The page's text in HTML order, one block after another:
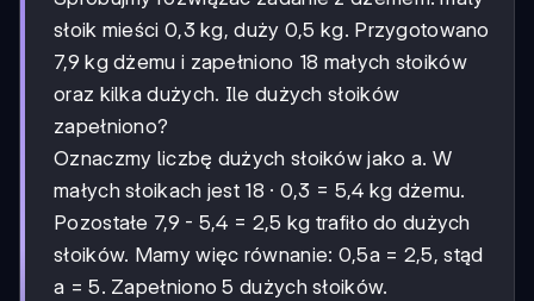
słoik mieści 0,3 kg, duży 0,5 kg. Przygotowano
7,9 kg dżemu i zapełniono 18 małych słoików
oraz kilka dużych. Ile dużych słoików
zapełniono?
Oznaczmy liczbę dużych słoików jako a. W
małych słoikach jest 18 · 0,3 = 5,4 kg dżemu.
Pozostałe 7,9 - 5,4 = 2,5 kg trafiło do dużych
słoików. Mamy więc równanie: 0,5a = 2,5, stąd
a = 5. Zapełniono 5 dużych słoików.